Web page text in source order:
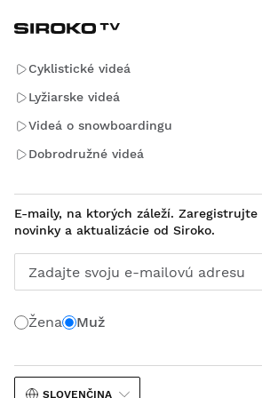
Cyklistické videá
Lyžiarske videá
Videá o snowboardingu
Dobrodružné videá
E-maily, na ktorých záleží. Zaregistrujte
novinky a aktualizácie od Siroko.
Zadajte svoju e-mailovú adresu
Žena Muž
SLOVENČINA